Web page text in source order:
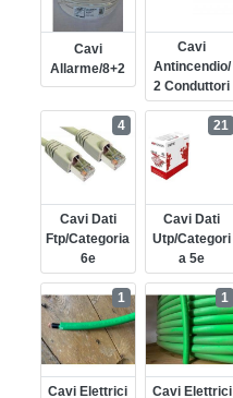
Cavi
Allarme/8+2
Cavi
Antincendio/
2 Conduttori
Cavi Dati
Ftp/categoria
6e
4
Cavi Dati
Utp/categori
A 5e
21
Cavi Elettrici
1
Cavi Elettrici
1